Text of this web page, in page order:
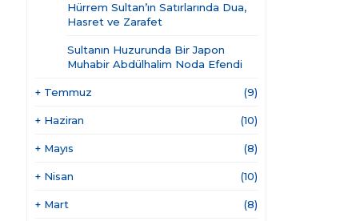
Hürrem Sultan’ın Satırlarında Dua,
Hasret ve Zarafet
Sultanın Huzurunda Bir Japon
Muhabir Abdülhalim Noda Efendi
+ Temmuz (9)
+ Haziran (10)
+ Mayıs (8)
+ Nisan (10)
+ Mart (8)